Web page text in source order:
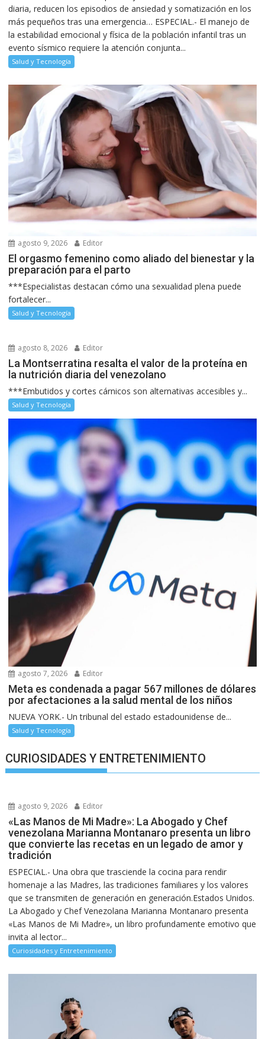
diaria, reducen los episodios de ansiedad y somatización en los
más pequeños tras una emergencia… ESPECIAL.- El manejo de
la estabilidad emocional y física de la población infantil tras un
evento sísmico requiere la atención conjunta...
Salud y Tecnología
agosto 9, 2026 Editor
El orgasmo femenino como aliado del bienestar y la
preparación para el parto
***Especialistas destacan cómo una sexualidad plena puede
fortalecer...
Salud y Tecnología
agosto 8, 2026 Editor
La Montserratina resalta el valor de la proteína en
la nutrición diaria del venezolano
***Embutidos y cortes cárnicos son alternativas accesibles y...
Salud y Tecnología
agosto 7, 2026 Editor
Meta es condenada a pagar 567 millones de dólares
por afectaciones a la salud mental de los niños
NUEVA YORK.- Un tribunal del estado estadounidense de...
Salud y Tecnología
CURIOSIDADES Y ENTRETENIMIENTO
agosto 9, 2026 Editor
«Las Manos de Mi Madre»: La Abogado y Chef
venezolana Marianna Montanaro presenta un libro
que convierte las recetas en un legado de amor y
tradición
ESPECIAL.- Una obra que trasciende la cocina para rendir
homenaje a las Madres, las tradiciones familiares y los valores
que se transmiten de generación en generación.Estados Unidos.
La Abogado y Chef Venezolana Marianna Montanaro presenta
«Las Manos de Mi Madre», un libro profundamente emotivo que
invita al lector...
Curiosidades y Entretenimiento